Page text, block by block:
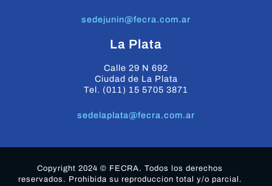
sedejunin@fecra.com.ar
La Plata
Calle 29 N 692
Ciudad de La Plata
Tel. (011) 15 5705 3871
sedelaplata@fecra.com.ar
Copyright 2024 © FECRA. Todos los derechos
reservados. Prohibida su reproduccion total y/o parcial.